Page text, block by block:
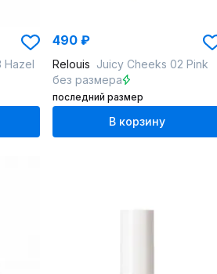
Hazel
490 ₽
Relouis Juicy Cheeks 02 Pink
без размера
последний размер
В корзину